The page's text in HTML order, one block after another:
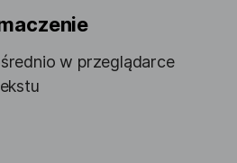
w przeglądarce